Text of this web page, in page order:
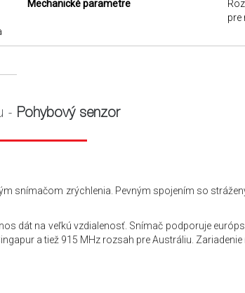
Mechanické parametre
pre
- Pohybový senzor
snímačom zrýchlenia. Pevným spojením so
dát na veľkú vzdialenosť. Snímač podporuje
a tiež 915 MHz rozsah pre Austráliu.